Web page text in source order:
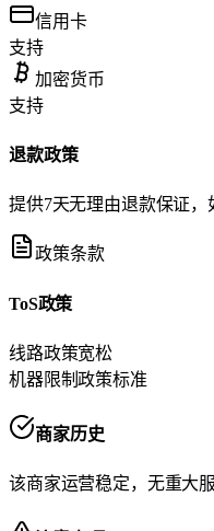
信用卡
支持
加密货币
支持
退款政策
提供7天无理由退款保证，
政策条款
ToS政策
线路政策宽松
机器限制政策标准
商家历史
该商家运营稳定，无重大